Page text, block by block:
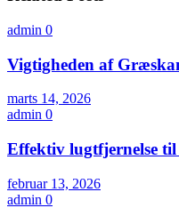
admin 0
Vigtigheden af
marts 14, 2026
admin 0
Effektiv lugtfjernelse
februar 13, 2026
admin 0